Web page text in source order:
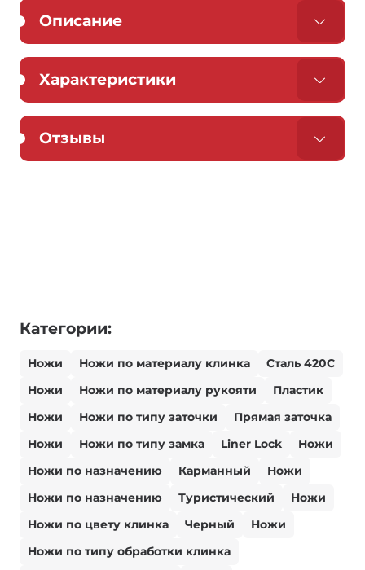
Описание
Характеристики
Отзывы
Категории:
Ножи Ножи по материалу клинка
Сталь 420С
Ножи
Ножи по материалу рукояти
Пластик
Ножи
Ножи по типу заточки
Прямая заточка
Ножи
Ножи по типу замка Liner Lock
Ножи
Ножи по назначению
Карманный
Ножи
Ножи по назначению
Туристический
Ножи
Ножи по цвету клинка
Черный
Ножи
Ножи по типу обработки клинка